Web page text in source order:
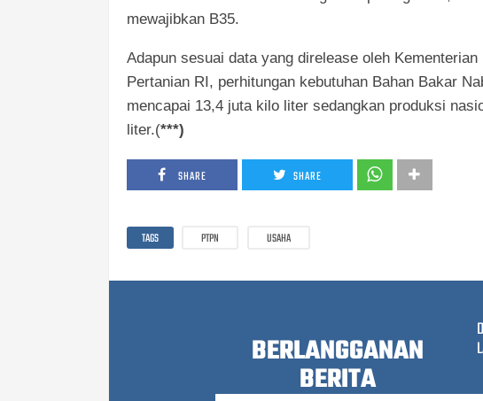
mewajibkan B35.
Adapun sesuai data yang direlease oleh
Pertanian RI, perhitungan kebutuhan Bahan Bakar
mencapai 13,4 juta kilo liter sedangkan produksi
liter.(***)
SHARE SHARE
TAGS PTPN USAHA
BERLANGGANAN
BERITA